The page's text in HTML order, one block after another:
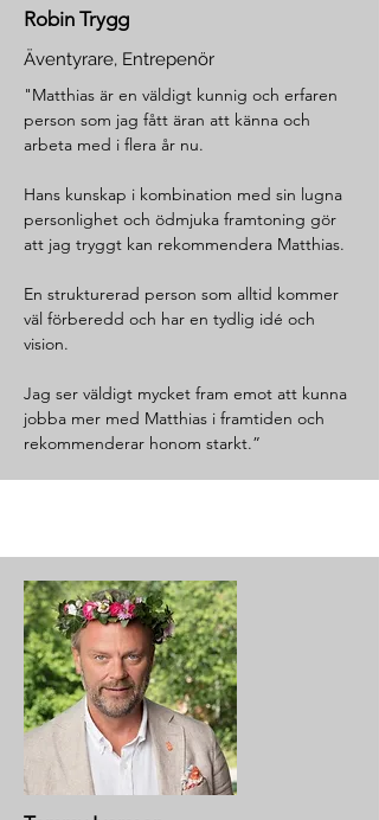
Robin Trygg
Äventyrare, Entrepenör
"Matthias är en väldigt kunnig och erfaren
person som jag fått äran att känna och
arbeta med i flera år nu.
Hans kunskap i kombination med sin lugna
personlighet och ödmjuka framtoning gör
att jag tryggt kan rekommendera Matthias.
En strukturerad person som alltid kommer
väl förberedd och har en tydlig idé och
vision.
Jag ser väldigt mycket fram emot att kunna
jobba mer med Matthias i framtiden och
rekommenderar honom starkt.”